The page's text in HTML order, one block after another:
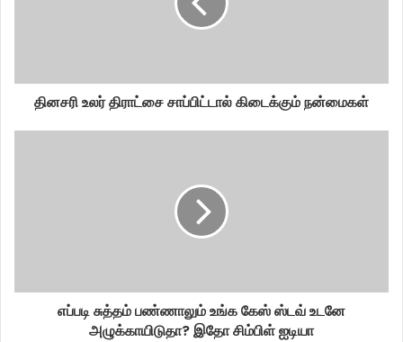
தினசரி உலர் திராட்சை சாப்பிட்டால் கிடைக்கும் நன்மைகள்
எப்படி சுத்தம் பண்ணாலும் உங்க கேஸ் ஸ்டவ் உடனே
அழுக்காயிடுதா? இதோ சிம்பிள் ஐடியா